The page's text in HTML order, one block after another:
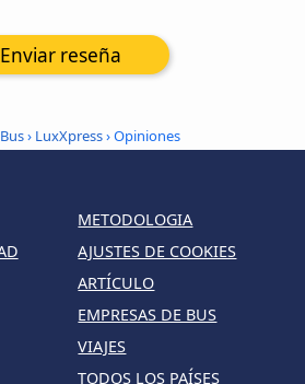
Enviar reseña
› LuxXpress› Opiniones
METODOLOGIA
AJUSTES DE COOKIES
ARTÍCULO
EMPRESAS DE BUS
VIAJES
TODOS LOS PAÍSES